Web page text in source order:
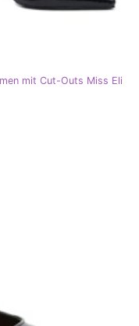
mit Cut-Outs Miss Eli